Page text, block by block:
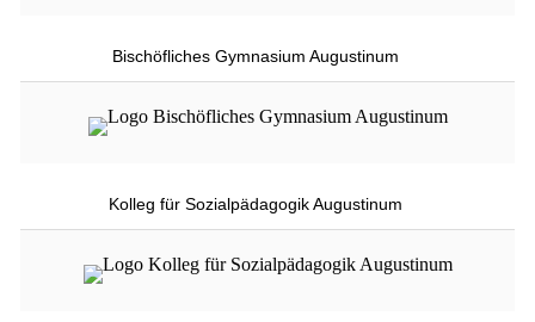
Bischöfliches Gymnasium Augustinum
Kolleg für Sozialpädagogik Augustinum